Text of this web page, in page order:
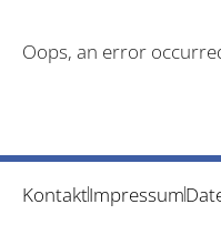
Oops, an error
KontaktImpressum